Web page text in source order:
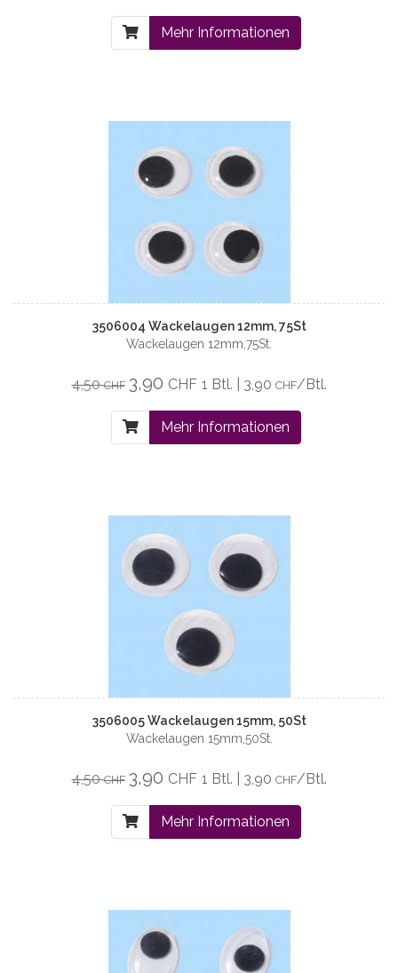
Mehr Informationen
3506004 Wackelaugen 12mm, 75St
Wackelaugen 12mm,75St.
4,50CHF 3,90 CHF 1 Btl. | 3,90 CHF/Btl.
Mehr Informationen
3506005 Wackelaugen 15mm, 50St
Wackelaugen 15mm,50St.
4,50CHF 3,90 CHF 1 Btl. | 3,90 CHF/Btl.
Mehr Informationen